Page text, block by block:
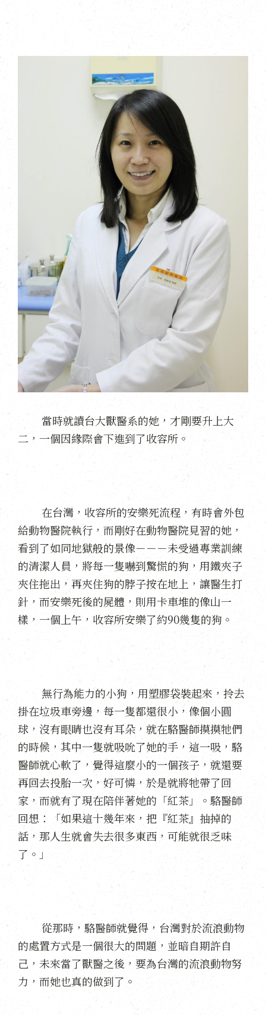
當時就讀台大獸醫系的她，才剛要升上大
二，一個因緣際會下進到了收容所。
在台灣，收容所的安樂死流程，有時會外包
給動物醫院執行，而剛好在動物醫院見習的她，
看到了如同地獄般的景像－－－未受過專業訓練
的清潔人員，將每一隻嚇到驚慌的狗，用鐵夾子
夾住拖出，再夾住狗的脖子按在地上，讓醫生打
針，而安樂死後的屍體，則用卡車堆的像山一
樣，一個上午，收容所安樂了約90幾隻的狗。
無行為能力的小狗，用塑膠袋裝起來，拎去
掛在垃圾車旁邊，每一隻都還很小，像個小圓
球，沒有眼睛也沒有耳朵，就在駱醫師摸摸牠們
的時候，其中一隻就吸吮了她的手，這一吸，駱
醫師就心軟了，覺得這麼小的一個孩子，就還要
再回去投胎一次，好可憐，於是就將牠帶了回
家，而就有了現在陪伴著她的「紅茶」。駱醫師
回想：「如果這十幾年來，把『紅茶』抽掉的
話，那人生就會失去很多東西，可能就很乏味
了。」
從那時，駱醫師就覺得，台灣對於流浪動物
的處置方式是一個很大的問題，並暗自期許自
己，未來當了獸醫之後，要為台灣的流浪動物努
力，而她也真的做到了。